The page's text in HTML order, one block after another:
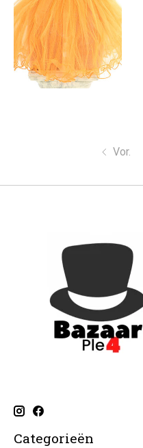
Vor.
Categorieën